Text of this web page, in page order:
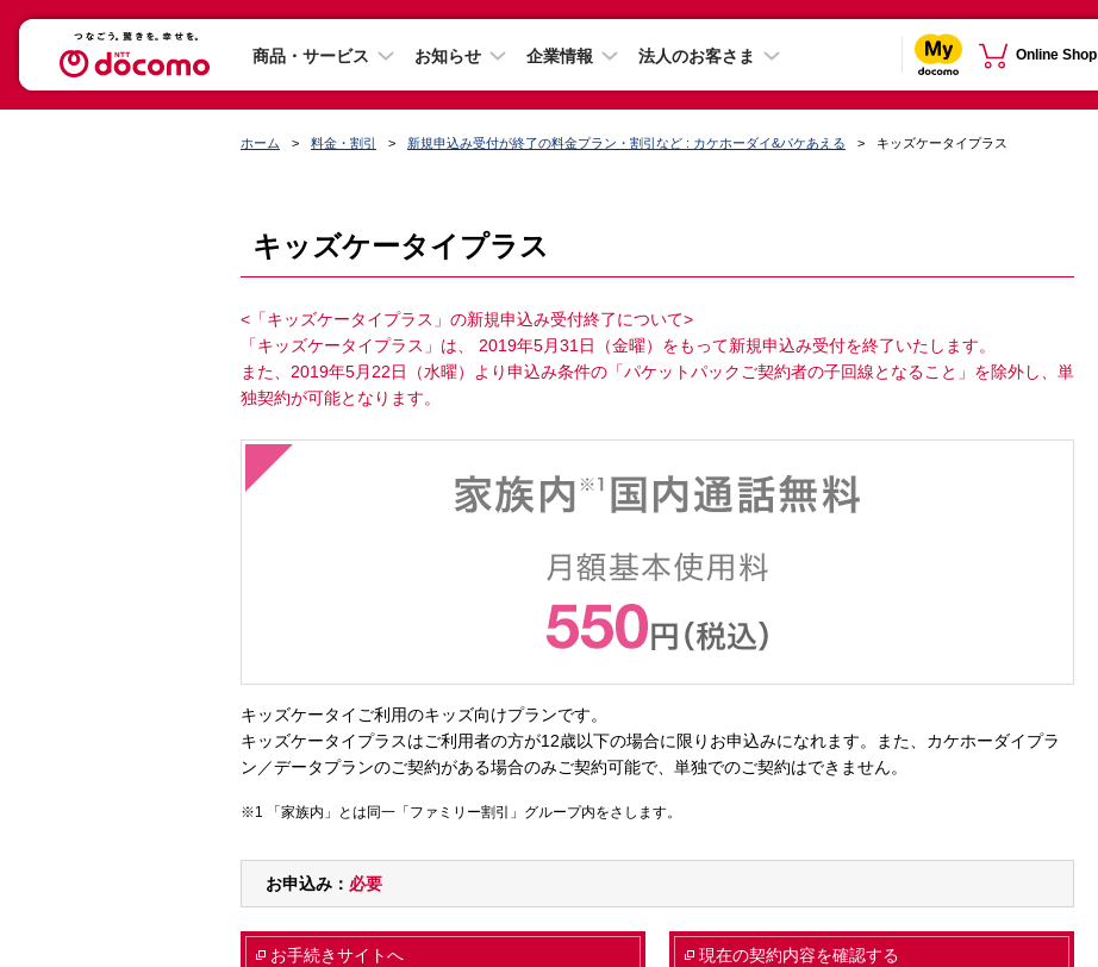
商品・サービス お知らせ 企業情報 法人のお客さま Online Shop
ホーム 料金・割引 新規申込み受付が終了の料金プラン・割引など : カケホーダイ&パケあえる キッズケータイプラス
キッズケータイプラス
<「キッズケータイプラス」の新規申込み受付終了について>
「キッズケータイプラス」は、 2019年5月31日（金曜）をもって新規申込み受付を終了いたします。
また、2019年5月22日（水曜）より申込み条件の「パケットパックご契約者の子回線となること」を除外し、単
独契約が可能となります。
キッズケータイご利用のキッズ向けプランです。
キッズケータイプラスはご利用者の方が12歳以下の場合に限りお申込みになれます。また、カケホーダイプラ
ン／データプランのご契約がある場合のみご契約可能で、単独でのご契約はできません。
「家族内」とは同一「ファミリー割引」グループ内をさします。
お申込み： 必要
お手続きサイトへ 現在の契約内容を確認する